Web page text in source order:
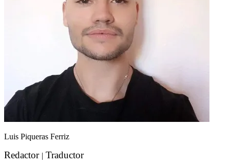
Luis Piqueras Ferriz
Redactor | Traductor